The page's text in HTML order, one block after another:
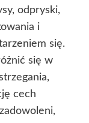
odpryski,
i
się.
się w
cech